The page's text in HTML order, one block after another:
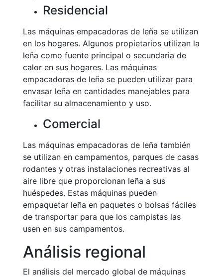
Residencial
Las máquinas empacadoras de leña se utilizan
en los hogares. Algunos propietarios utilizan la
leña como fuente principal o secundaria de
calor en sus hogares. Las máquinas
empacadoras de leña se pueden utilizar para
envasar leña en cantidades manejables para
facilitar su almacenamiento y uso.
Comercial
Las máquinas empacadoras de leña también
se utilizan en campamentos, parques de casas
rodantes y otras instalaciones recreativas al
aire libre que proporcionan leña a sus
huéspedes. Estas máquinas pueden
empaquetar leña en paquetes o bolsas fáciles
de transportar para que los campistas las
usen en sus campamentos.
Análisis regional
El análisis del mercado global de máquinas